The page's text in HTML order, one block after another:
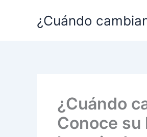
¿Cuándo
¿Cuándo
Conoce su